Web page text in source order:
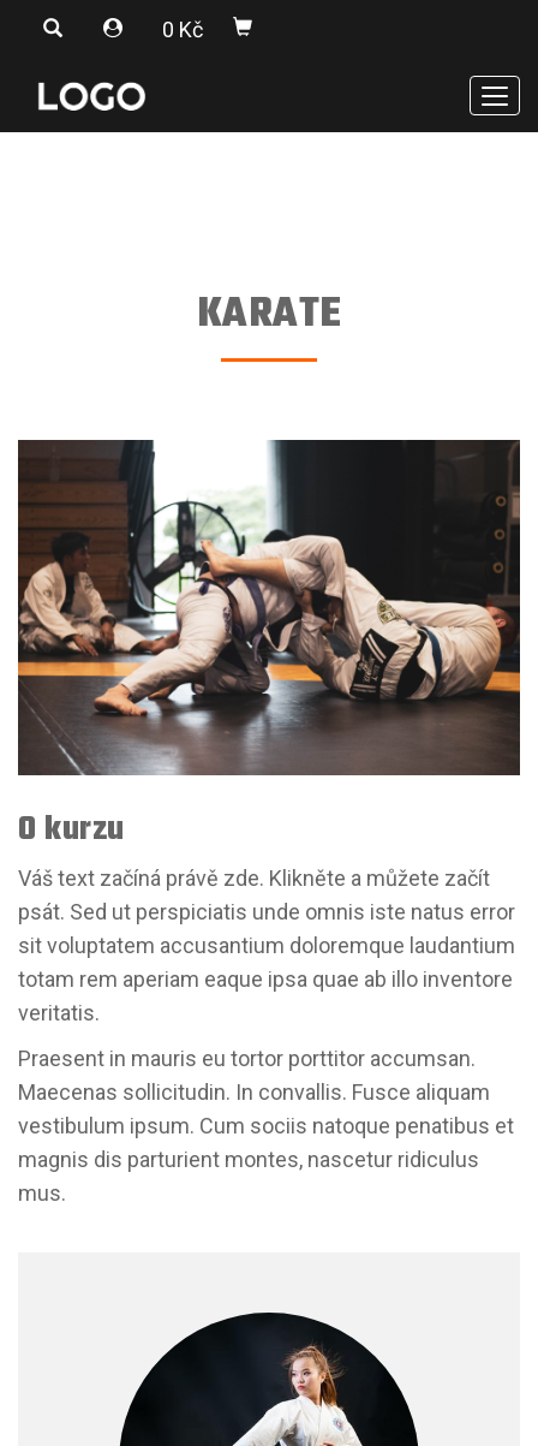
0 Kč
KARATE
O kurzu
Váš text začíná právě zde. Klikněte a můžete začít
psát. Sed ut perspiciatis unde omnis iste natus error
sit voluptatem accusantium doloremque laudantium
totam rem aperiam eaque ipsa quae ab illo inventore
veritatis.
Praesent in mauris eu tortor porttitor accumsan.
Maecenas sollicitudin. In convallis. Fusce aliquam
vestibulum ipsum. Cum sociis natoque penatibus et
magnis dis parturient montes, nascetur ridiculus
mus.